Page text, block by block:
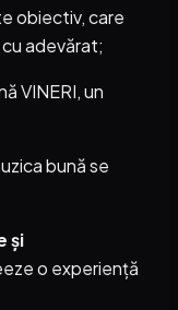
obiectiv, care
adevărat;
VINERI, un
bună se
și
o experiență